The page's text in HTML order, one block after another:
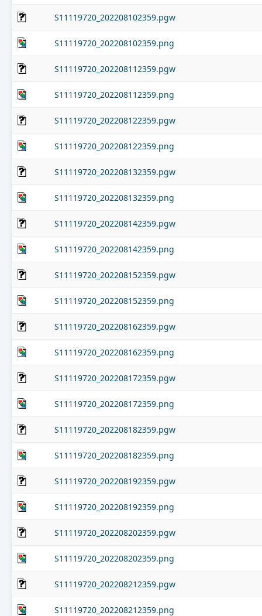
S11119720_202208102359.pgw
S11119720_202208102359.png
S11119720_202208112359.pgw
S11119720_202208112359.png
S11119720_202208122359.pgw
S11119720_202208122359.png
S11119720_202208132359.pgw
S11119720_202208132359.png
S11119720_202208142359.pgw
S11119720_202208142359.png
S11119720_202208152359.pgw
S11119720_202208152359.png
S11119720_202208162359.pgw
S11119720_202208162359.png
S11119720_202208172359.pgw
S11119720_202208172359.png
S11119720_202208182359.pgw
S11119720_202208182359.png
S11119720_202208192359.pgw
S11119720_202208192359.png
S11119720_202208202359.pgw
S11119720_202208202359.png
S11119720_202208212359.pgw
S11119720_202208212359.png